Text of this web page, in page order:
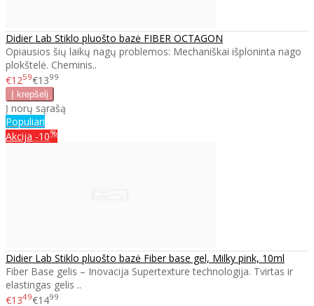
Didier Lab Stiklo pluošto bazė FIBER OCTAGON
Opiausios šių laikų nagų problemos: Mechaniškai išploninta nago
plokštelė. Cheminis..
€1259€1399
Į norų sąrašą
Populiari
Akcija -10%
Didier Lab Stiklo pluošto bazė Fiber base gel, Milky pink, 10ml
Fiber Base gelis – Inovacija Supertexture technologija. Tvirtas ir
elastingas gelis ..
€1349€1499